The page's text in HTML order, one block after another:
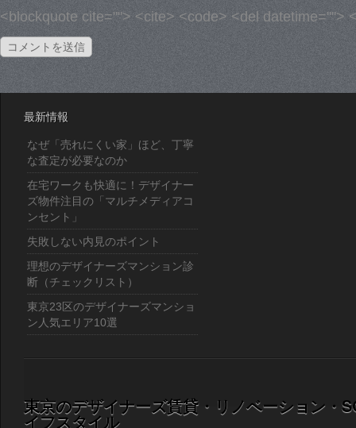
<blockquote cite=""> <cite> <code> <del datetime="">
最新情報
なぜ「売れにくい家」ほど、丁寧
な査定が必要なのか
在宅ワークも快適に！デザイナー
ズ物件注目の「マルチメディアコ
ンセント」
失敗しない内見のポイント
理想のデザイナーズマンション診
断（チェックリスト）
東京23区のデザイナーズマンショ
ン人気エリア10選
東京のデザイナーズ賃貸・リノベーション・
イフスタイル